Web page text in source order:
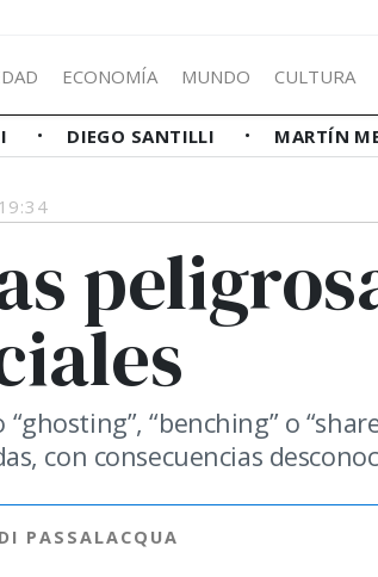
ECONOMÍA MUNDO CULTURA
DIEGO SANTILLI MARTÍN
“benching” o
con consecuencias
PASSALACQUA